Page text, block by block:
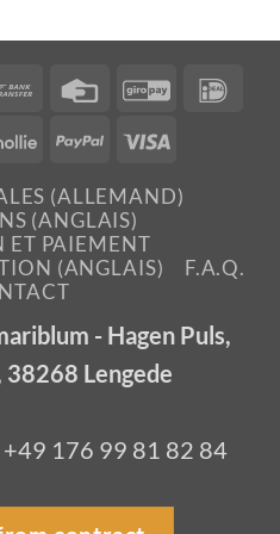
Bank
CreditGiroPay
MolliePayPal
(ALLEMAND)
(ANGLAIS)
ET PAIEMENT
(ANGLAIS)
F.A.Q.
- Hagen Puls,
Lengede
+49 176 99 81 82 84